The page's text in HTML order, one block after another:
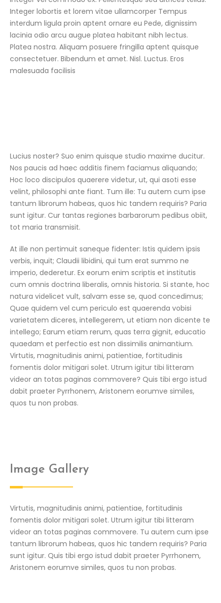
Integer lobortis et lorem vitae ullamcorper Tempus
interdum ligula proin aptent ornare eu Pede, dignissim
lacinia odio arcu augue platea habitant nibh lectus.
Platea nostra. Aliquam posuere fringilla aptent quisque
consectetuer. Bibendum et amet. Nisl. Luctus. Eros
malesuada facilisis
Lucius noster? Suo enim quisque studio maxime ducitur.
Nos paucis ad haec additis finem faciamus aliquando;
Hoc loco discipulos quaerere videtur, ut, qui asoti esse
velint, philosophi ante fiant. Tum ille: Tu autem cum ipse
tantum librorum habeas, quos hic tandem requiris? Paria
sunt igitur. Cur tantas regiones barbarorum pedibus obiit,
tot maria transmisit.
At ille non pertimuit saneque fidenter: Istis quidem ipsis
verbis, inquit; Claudii libidini, qui tum erat summo ne
imperio, dederetur. Ex eorum enim scriptis et institutis
cum omnis doctrina liberalis, omnis historia. Si stante, hoc
natura videlicet vult, salvam esse se, quod concedimus;
Quae quidem vel cum periculo est quaerenda vobisi
varietatem diceres, intellegerem, ut etiam non dicente te
intellego; Earum etiam rerum, quas terra gignit, educatio
quaedam et perfectio est non dissimilis animantium.
Virtutis, magnitudinis animi, patientiae, fortitudinis
fomentis dolor mitigari solet. Utrum igitur tibi litteram
videor an totas paginas commovere? Quis tibi ergo istud
dabit praeter Pyrrhonem, Aristonem eorumve similes,
quos tu non probas.
Image Gallery
Virtutis, magnitudinis animi, patientiae, fortitudinis
fomentis dolor mitigari solet. Utrum igitur tibi litteram
videor an totas paginas commovere. Tu autem cum ipse
tantum librorum habeas, quos hic tandem requiris? Paria
sunt igitur. Quis tibi ergo istud dabit praeter Pyrrhonem,
Aristonem eorumve similes, quos tu non probas.